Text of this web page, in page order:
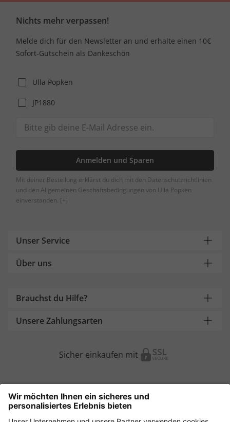
Nichts mehr verpassen!
Melde dich für den Newsletter an und erhalte einen 10€
Sofort-Gutschein als Dankeschön
Ulla Popken
JP1880
Anmelden und Sparen
Mit deiner Bestellung erklärst du dich mit den Datenschutzrichtlinien
und den Allgemeinen Geschäftsbedingungen von Ulla Popken
einverstanden. [+]
Unser Service
Über uns
Brauchst du Hilfe?
Unsere Zahlungsarten
Sicher einkaufen mit
Weitere Onlineshops